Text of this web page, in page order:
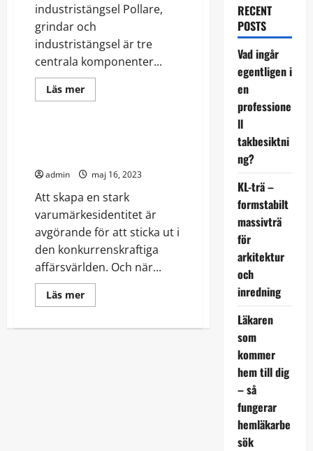
industristängsel Pollare,
grindar och
industristängsel är tre
centrala komponenter...
Läs merRead
more
grindar
industristängsel
Bilar
admin maj 16, 2023
Att skapa en stark
varumärkesidentitet är
avgörande för att sticka ut i
den konkurrenskraftiga
affärsvärlden. Och när...
Läs merRead
more
ditt
RECENT
POSTS
Vad ingår
egentligen i
en
professione
ll
takbesiktni
ng?
KL-trä –
formstabilt
massivträ
för
arkitektur
och
inredning
Läkaren
som
kommer
hem till dig
– så
fungerar
hemläkarbe
sök